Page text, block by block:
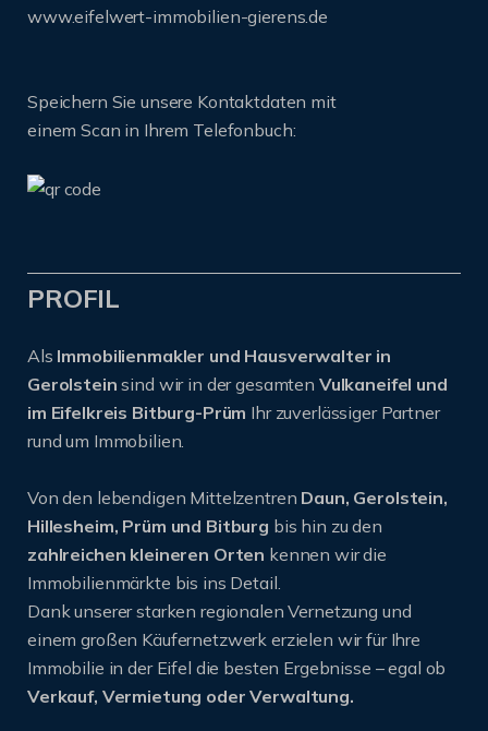
www.eifelwert-immobilien-gierens.de
Speichern Sie unsere Kontaktdaten mit
einem Scan in Ihrem Telefonbuch:
PROFIL
Als Immobilienmakler und Hausverwalter in
Gerolsteinsind wir in der gesamten Vulkaneifel und
im Eifelkreis Bitburg-Prüm Ihr zuverlässiger Partner
rund um Immobilien.
Von den lebendigen Mittelzentren Daun, Gerolstein,
Hillesheim, Prüm und Bitburg bis hin zu den
zahlreichen kleineren Orten kennen wir die
Immobilienmärkte bis ins Detail.
Dank unserer starken regionalen Vernetzung und
einem großen Käufernetzwerk erzielen wir für Ihre
Immobilie in der Eifel die besten Ergebnisse – egal ob
Verkauf, Vermietung oder Verwaltung.